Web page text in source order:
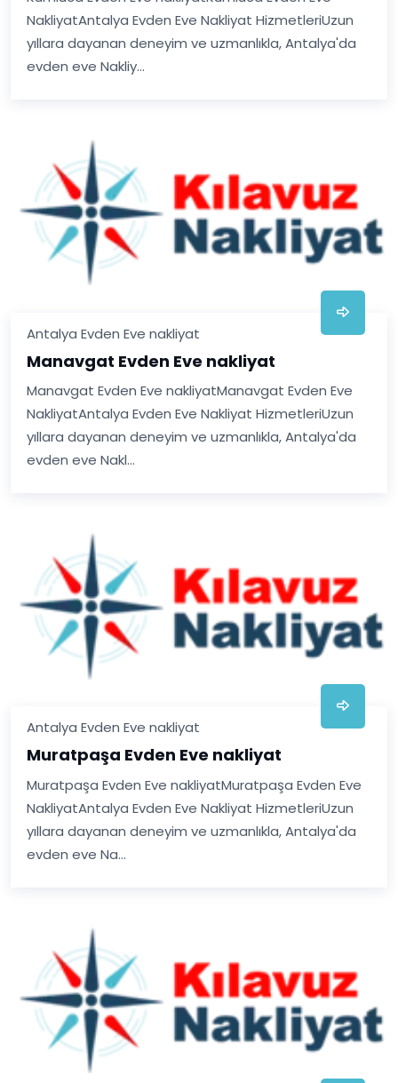
NakliyatAntalya Evden Eve Nakliyat HizmetleriUzun
yıllara dayanan deneyim ve uzmanlıkla, Antalya'da
evden eve Nakliy...
Antalya Evden Eve nakliyat
Manavgat Evden Eve nakliyat
Manavgat Evden Eve nakliyatManavgat Evden Eve
NakliyatAntalya Evden Eve Nakliyat HizmetleriUzun
yıllara dayanan deneyim ve uzmanlıkla, Antalya'da
evden eve Nakl...
Antalya Evden Eve nakliyat
Muratpaşa Evden Eve nakliyat
Muratpaşa Evden Eve nakliyatMuratpaşa Evden Eve
NakliyatAntalya Evden Eve Nakliyat HizmetleriUzun
yıllara dayanan deneyim ve uzmanlıkla, Antalya'da
evden eve Na...